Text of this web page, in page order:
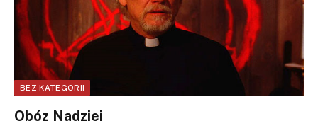
BEZ KATEGORII
Obóz Nadziei